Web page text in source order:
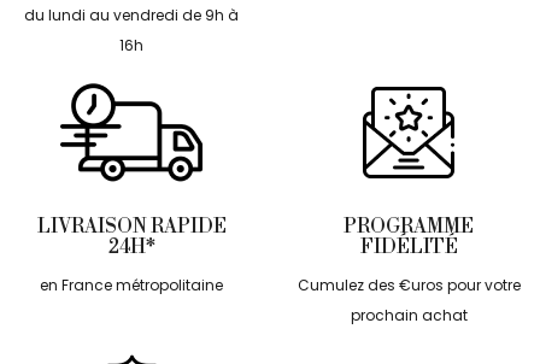
du lundi au vendredi de 9h à
16h
LIVRAISON RAPIDE
24H*
en France métropolitaine
PROGRAMME
FIDÉLITÉ
Cumulez des €uros pour votre
prochain achat